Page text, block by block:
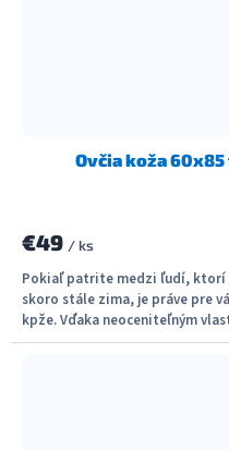
Ovčia koža
€49 / ks
Pokiaľ patrite medzi ľudí, ktorí
skoro stále zima, je práve pre
kpže. Vďaka neoceniteľným